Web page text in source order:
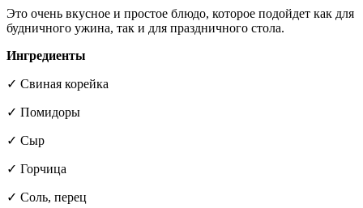
Это очень вкусное и простое блюдо, которое подойдет как для
будничного ужина, так и для праздничного стола.
Ингредиенты
✓ Свиная корейка
✓ Помидоры
✓ Сыр
✓ Горчица
✓ Соль, перец